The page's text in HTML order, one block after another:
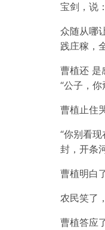
宝剑，说
众随从哪
践庄稼，
曹植还 是
“公子，
曹植止住
“你别看
封，开条
曹植明白
农民笑了
曹植答应